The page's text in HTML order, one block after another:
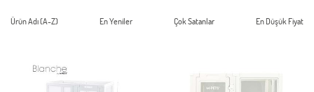
Ürün Adı (A-Z) En Yeniler Çok Satanlar En Düşük Fiyat